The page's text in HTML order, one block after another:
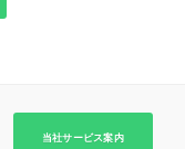
当社サービス案内